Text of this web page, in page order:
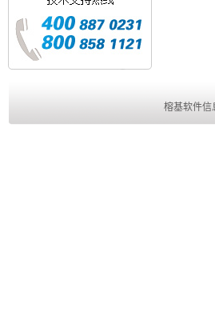
榕基软件信